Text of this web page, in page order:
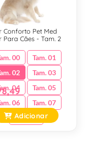
Conforto Pet Med
Para Cães - Tam. 2
00
Tam. 01
02
Tam. 03
04
Tam. 05
06
Tam. 07
Tam. 08
Adicionar